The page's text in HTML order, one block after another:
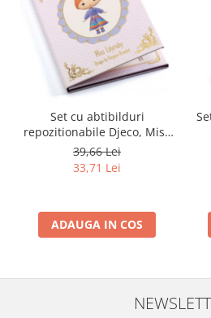
Set cu abtibilduri
repozitionabile Djeco, Miss
Lilyruby
39,66 Lei
33,71 Lei
ADAUGA IN COS